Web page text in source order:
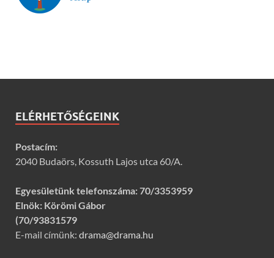
ELÉRHETŐSÉGEINK
Postacím:
2040 Budaörs, Kossuth Lajos utca 60/A.
Egyesületünk telefonszáma:70/3353959
Elnök: Körömi Gábor
(70/93831579
E-mail címünk: drama@drama.hu